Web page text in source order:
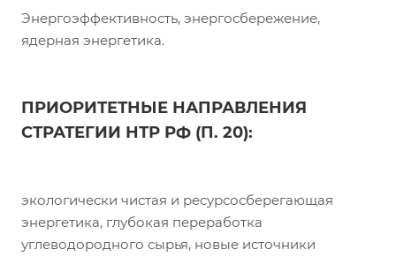
Энергоэффективность, энергосбережение,
ядерная энергетика.
ПРИОРИТЕТНЫЕ НАПРАВЛЕНИЯ
СТРАТЕГИИ НТР РФ (П. 20):
экологически чистая и ресурсосберегающая
энергетика, глубокая переработка
углеводородного сырья, новые источники